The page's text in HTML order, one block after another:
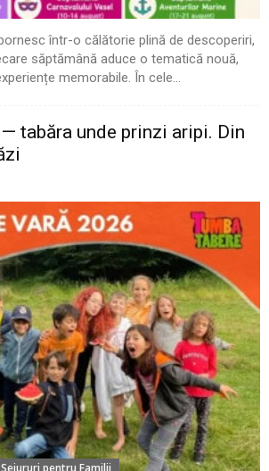
într-o călătorie plină de descoperiri,
săptămână aduce o tematică nouă,
memorabile. În cele...
tabăra unde prinzi aripi. Din